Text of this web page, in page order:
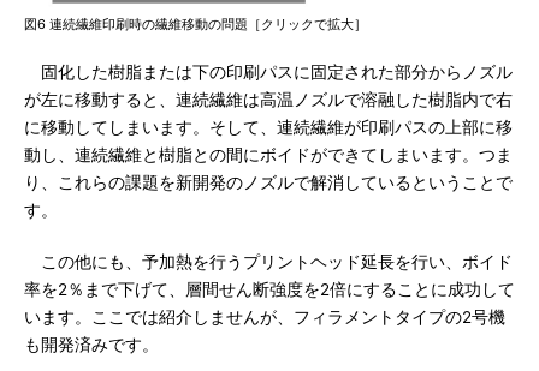
図6 連続繊維印刷時の繊維移動の問題［クリックで拡大］
固化した樹脂または下の印刷パスに固定された部分からノズル
が左に移動すると、連続繊維は高温ノズルで溶融した樹脂内で右
に移動してしまいます。そして、連続繊維が印刷パスの上部に移
動し、連続繊維と樹脂との間にボイドができてしまいます。つま
り、これらの課題を新開発のノズルで解消しているということで
す。
この他にも、予加熱を行うプリントヘッド延長を行い、ボイド
率を2％まで下げて、層間せん断強度を2倍にすることに成功して
います。ここでは紹介しませんが、フィラメントタイプの2号機
も開発済みです。